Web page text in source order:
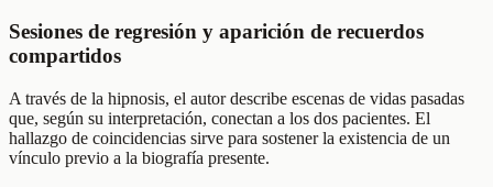
Sesiones de regresión y aparición de recuerdos
compartidos
A través de la hipnosis, el autor describe escenas de vidas pasadas
que, según su interpretación, conectan a los dos pacientes. El
hallazgo de coincidencias sirve para sostener la existencia de un
vínculo previo a la biografía presente.